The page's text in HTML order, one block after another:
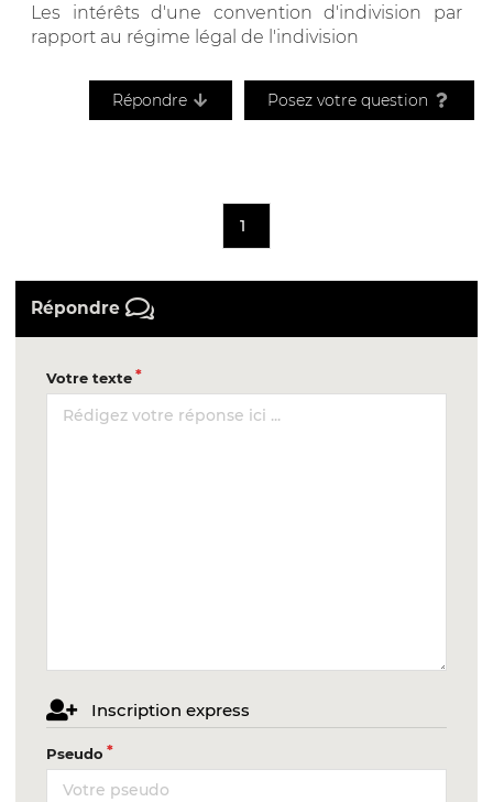
Les intérêts d'une convention d'indivision par
rapport au régime légal de l'indivision
Répondre Posez votre question
1
Répondre
Votre texte
Inscription express
Pseudo